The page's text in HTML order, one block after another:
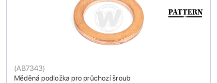
Měděná podložka pro průchozí šroub
(AB7343)